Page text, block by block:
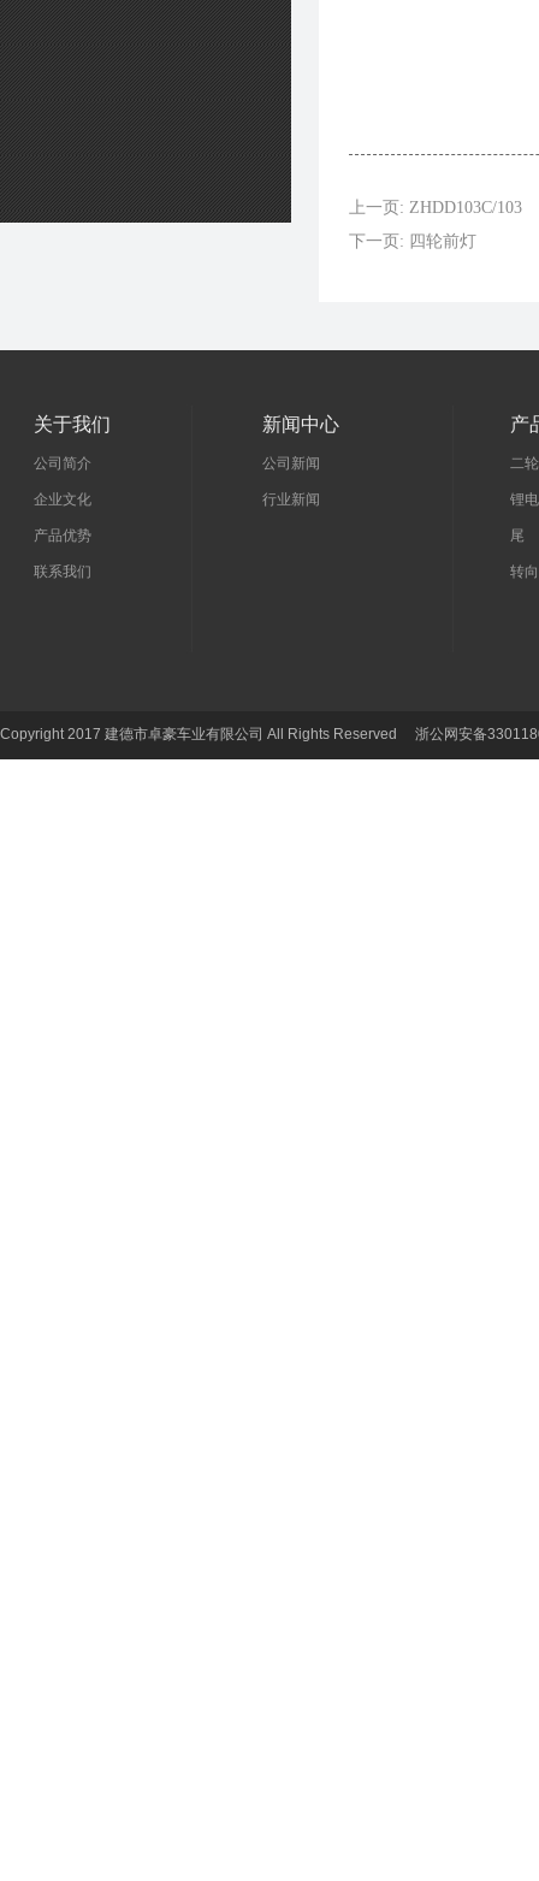
上一页: ZHDD103C/103
下一页: 四轮前灯
关于我们
公司简介
企业文化
产品优势
联系我们
新闻中心
公司新闻
行业新闻
产
二
锂
尾
转
Copyright 2017 建德市卓豪车业有限公司 All Rights Reserved 浙公网安备